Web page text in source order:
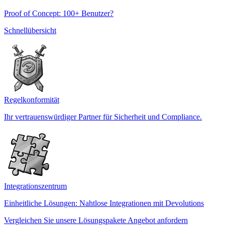
Proof of Concept: 100+ Benutzer?
Schnellübersicht
Regelkonformität
Ihr vertrauenswürdiger Partner für Sicherheit und Compliance.
Integrationszentrum
Einheitliche Lösungen: Nahtlose Integrationen mit Devolutions
Vergleichen Sie unsere Lösungspakete Angebot anfordern